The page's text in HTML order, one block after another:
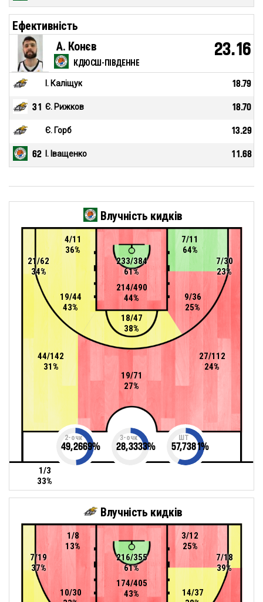
Ефективність
КДЮСШ-ПІВДЕННЕ
А. Конєв 23.16
І. Каліщук 18.79
31 Є. Рижков 18.70
Є. Горб 13.29
62 І. Іващенко 11.68
Влучність кидків
233/384
61%
44/142
31%
21/62
34%
19/71
27%
19/44
43%
214/490
44%
27/112
24%
7/30
23%
7/11
64%
9/36
25%
18/47
38%
1/3
33%
4/11
36%
2-очк
49,2669%
3-очк
28,3333%
ШТ
57,7381%
Влучність кидків
216/355
61%
174/405
43%
10/30
3/12
25%
7/18
39%
7/19
37%
1/8
13%
14/37